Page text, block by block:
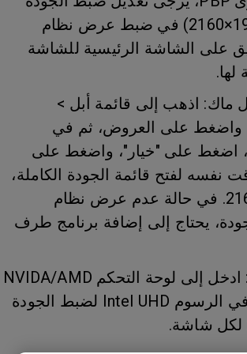
لكلٍ من 8:9 (1920×2160) في ضبط عرض نظام
على الشاشة الرئيسية للشاشة
لها.
ماك: اذهب إلى قائمة أبل >
واضغط على العروض، ثم في
اضغط على "خيار"، واضغط على
نفسه لفتح قائمة الجودة الكاملة،
واختيار 1920×2160. في حالة عدم عرض نظام
يحتاج إلى إضافة برنامج طرف
في نظام ويندوز: ادخل إلى لوحة التحكم NVIDA/AMD
أو مركز التحكم في الرسوم Intel UHD لضبط الجودة